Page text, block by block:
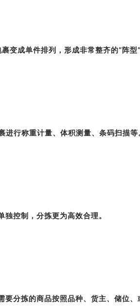
变成单件排列，形成非常整齐的“阵型”
行称重计量、体积测量、条码扫描等
控制，分拣更为高效合理。
要分拣的商品按照品种、货主、储位、